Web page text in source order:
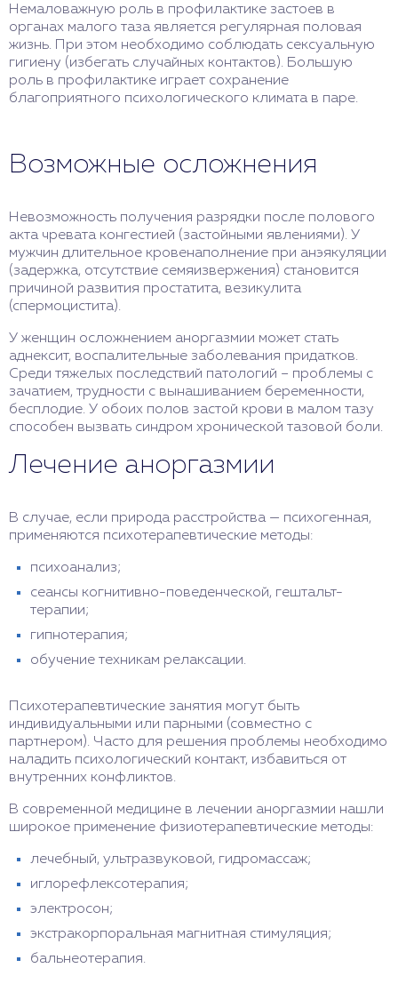
Немаловажную роль в профилактике застоев в
органах малого таза является регулярная половая
жизнь. При этом необходимо соблюдать сексуальную
гигиену (избегать случайных контактов). Большую
роль в профилактике играет сохранение
благоприятного психологического климата в паре.
Возможные осложнения
Невозможность получения разрядки после полового
акта чревата конгестией (застойными явлениями). У
мужчин длительное кровенаполнение при анэякуляции
(задержка, отсутствие семяизвержения) становится
причиной развития простатита, везикулита
(спермоцистита).
У женщин осложнением аноргазмии может стать
аднексит, воспалительные заболевания придатков.
Среди тяжелых последствий патологий – проблемы с
зачатием, трудности с вынашиванием беременности,
бесплодие. У обоих полов застой крови в малом тазу
способен вызвать синдром хронической тазовой боли.
Лечение аноргазмии
В случае, если природа расстройства — психогенная,
применяются психотерапевтические методы:
психоанализ;
сеансы когнитивно-поведенческой, гештальт-
терапии;
гипнотерапия;
обучение техникам релаксации.
Психотерапевтические занятия могут быть
индивидуальными или парными (совместно с
партнером). Часто для решения проблемы необходимо
наладить психологический контакт, избавиться от
внутренних конфликтов.
В современной медицине в лечении аноргазмии нашли
широкое применение физиотерапевтические методы:
лечебный, ультразвуковой, гидромассаж;
иглорефлексотерапия;
электросон;
экстракорпоральная магнитная стимуляция;
бальнеотерапия.